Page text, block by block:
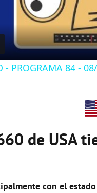
- PROGRAMA 84 -
de USA
con el